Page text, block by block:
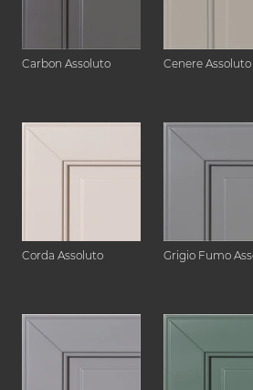
Carbon Assoluto Cenere Assoluto
Corda Assoluto Grigio Fumo